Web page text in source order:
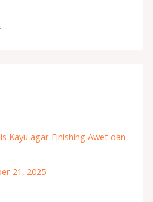
Kayu agar Finishing Awet dan
21, 2025